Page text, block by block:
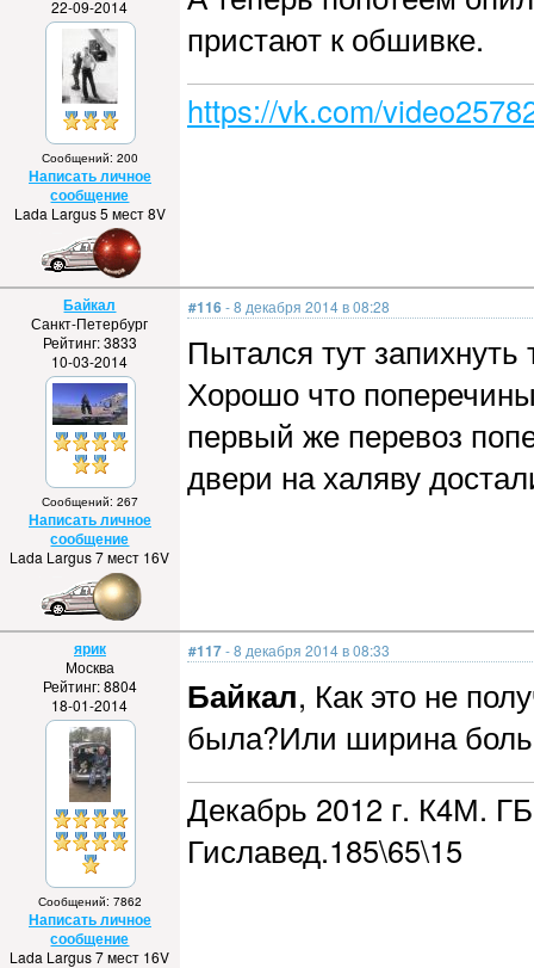
22-09-2014
Сообщений: 200
Написать личное
сообщение
Lada Largus 5 мест 8V
пристают к обшивке.
https://vk.com/
Байкал
Санкт-Петербург
Рейтинг: 3833
10-03-2014
Сообщений: 267
Написать личное
сообщение
Lada Largus 7 мест 16V
#116- 8 декабря 2014 в 08:28
Пытался тут
Хорошо что
первый же перевоз
двери на халяву
ярик
Москва
Рейтинг: 8804
18-01-2014
Сообщений: 7862
Написать личное
сообщение
Lada Largus 7 мест 16V
#117- 8 декабря 2014 в 08:33
Байкал, Как это не
была?Или ширина
Декабрь 2012 г. К4М.
Гиславед.185\65\15